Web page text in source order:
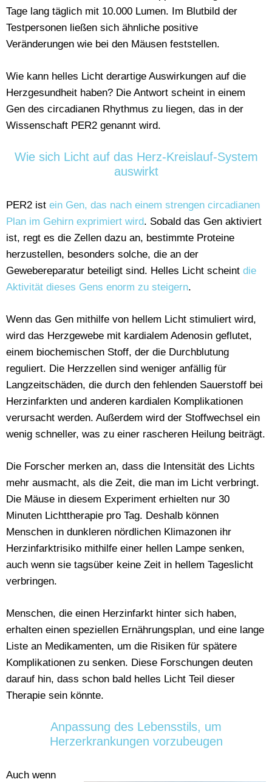
Tage lang täglich mit 10.000 Lumen. Im Blutbild der
Testpersonen ließen sich ähnliche positive
Veränderungen wie bei den Mäusen feststellen.
Wie kann helles Licht derartige Auswirkungen auf die
Herzgesundheit haben? Die Antwort scheint in einem
Gen des circadianen Rhythmus zu liegen, das in der
Wissenschaft PER2 genannt wird.
Wie sich Licht auf das Herz-Kreislauf-System
auswirkt
PER2 ist ein Gen, das nach einem strengen circadianen
Plan im Gehirn exprimiert wird. Sobald das Gen aktiviert
ist, regt es die Zellen dazu an, bestimmte Proteine
herzustellen, besonders solche, die an der
Gewebereparatur beteiligt sind. Helles Licht scheint die
Aktivität dieses Gens enorm zu steigern.
Wenn das Gen mithilfe von hellem Licht stimuliert wird,
wird das Herzgewebe mit kardialem Adenosin geflutet,
einem biochemischen Stoff, der die Durchblutung
reguliert. Die Herzzellen sind weniger anfällig für
Langzeitschäden, die durch den fehlenden Sauerstoff bei
Herzinfarkten und anderen kardialen Komplikationen
verursacht werden. Außerdem wird der Stoffwechsel ein
wenig schneller, was zu einer rascheren Heilung beiträgt.
Die Forscher merken an, dass die Intensität des Lichts
mehr ausmacht, als die Zeit, die man im Licht verbringt.
Die Mäuse in diesem Experiment erhielten nur 30
Minuten Lichttherapie pro Tag. Deshalb können
Menschen in dunkleren nördlichen Klimazonen ihr
Herzinfarktrisiko mithilfe einer hellen Lampe senken,
auch wenn sie tagsüber keine Zeit in hellem Tageslicht
verbringen.
Menschen, die einen Herzinfarkt hinter sich haben,
erhalten einen speziellen Ernährungsplan, und eine lange
Liste an Medikamenten, um die Risiken für spätere
Komplikationen zu senken. Diese Forschungen deuten
darauf hin, dass schon bald helles Licht Teil dieser
Therapie sein könnte.
Anpassung des Lebensstils, um
Herzerkrankungen vorzubeugen
Auch wenn